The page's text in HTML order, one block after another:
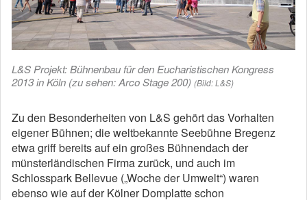
L&S Projekt: Bühnenbau für den Eucharistischen Kongress
2013 in Köln (zu sehen: Arco Stage 200) (Bild: L&S)
Zu den Besonderheiten von L&S gehört das Vorhalten
eigener Bühnen; die weltbekannte Seebühne Bregenz
etwa griff bereits auf ein großes Bühnendach der
münsterländischen Firma zurück, und auch im
Schlosspark Bellevue („Woche der Umwelt“) waren
ebenso wie auf der Kölner Domplatte schon